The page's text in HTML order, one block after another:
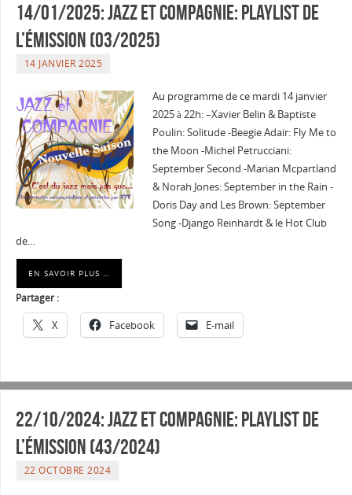
14/01/2025: Jazz et Compagnie: Playlist de
l’émission (03/2025)
14 JANVIER 2025
Au programme de ce mardi 14 janvier
2025 à 22h: –Xavier Belin & Baptiste
Poulin: Solitude -Beegie Adair: Fly Me to
the Moon -Michel Petrucciani:
September Second -Marian Mcpartland
& Norah Jones: September in the Rain -
Doris Day and Les Brown: September
Song -Django Reinhardt & le Hot Club
de…
EN SAVOIR PLUS …
Partager :
X Facebook E-mail
22/10/2024: Jazz et Compagnie: Playlist de
l’émission (43/2024)
22 OCTOBRE 2024